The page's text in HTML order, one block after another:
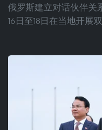
俄罗斯建立对话伙伴关
16日至18日在当地开展